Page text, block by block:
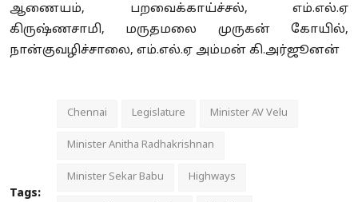
ஆணையம், பறவைக்காய்ச்சல், எம்.எல்.ஏ
கிருஷ்ணசாமி, மருதமலை முருகன் கோயில்,
நான்குவழிச்சாலை, எம்.எல்.ஏ அம்மன் கி.அர்ஜூனன்
Tags:
Chennai Legislature Minister AV Velu
Minister Anitha Radhakrishnan
Minister Sekar Babu Highways